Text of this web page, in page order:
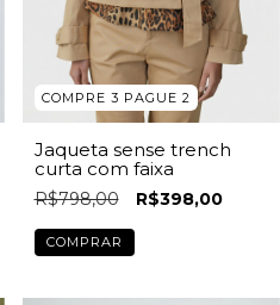
COMPRE 3 PAGUE 2
Jaqueta sense trench
curta com faixa
R$798,00 R$398,00
COMPRAR